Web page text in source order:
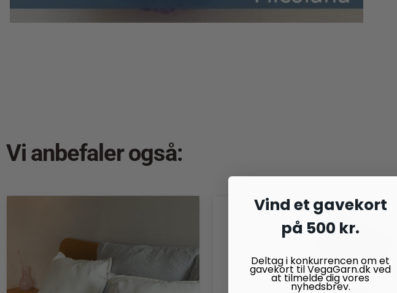
Vi anbefaler også:
Vind et gavekort
på 500 kr.
Deltag i konkurrencen om et
gavekort til VegaGarn.dk ved
at tilmelde dig vores
nyhedsbrev.